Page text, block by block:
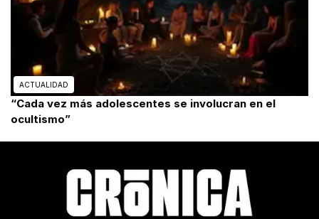
ACTUALIDAD
“Cada vez más adolescentes se involucran en el
ocultismo”